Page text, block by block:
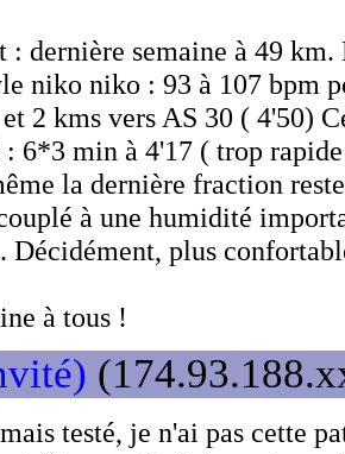
: dernière semaine à 49
niko niko : 93 à 107 bpm
2 kms vers AS 30 ( 4'50)
: 6*3 min à 4'17 ( trop
la dernière fraction
à une humidité
Décidément, plus
à tous !
testé, je n'ai pas cette